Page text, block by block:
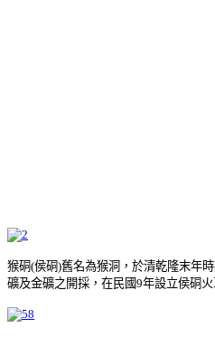
猴硐(侯硐)舊名為猴洞，於清乾隆末年
礦及金礦之開採，在民國9年設立侯硐